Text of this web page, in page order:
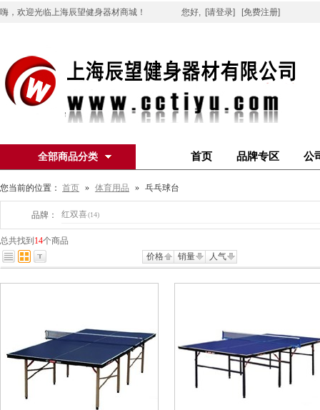
嗨，欢迎光临上海辰望健身器材商城！ 您好, [请登录] [免费注册]
全部商品分类 首页 品牌专区 公
您当前的位置： 首页 » 体育用品 » 乓乓球台
品牌： 红双喜(14)
总共找到 14个商品
价格
销量 人气